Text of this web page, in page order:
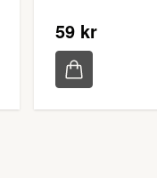
59 kr